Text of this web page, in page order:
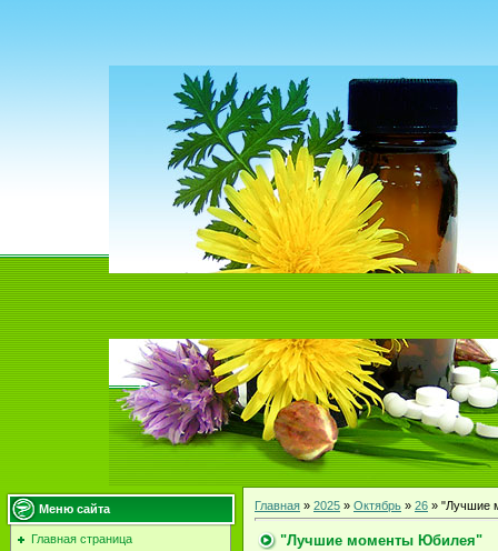
Меню сайта
Главная страница
Главная » 2025 » Октябрь » 26 » "Лучшие
"Лучшие моменты Юбилея"